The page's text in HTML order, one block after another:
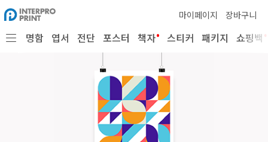
마이페이지 장바구니
명함 엽서 전단 포스터 책자• 스티커 패키지 쇼핑백•